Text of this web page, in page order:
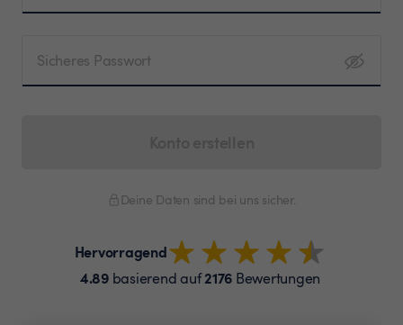
Sicheres Passwort
Deine Daten sind bei uns sicher.
Hervorragend
4.89basierend auf2176 Bewertungen